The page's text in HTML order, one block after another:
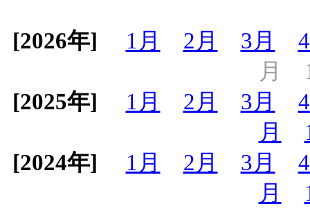
[2026年] 1月 2月 3月
月
[2025年]
1月 2月 3月
月
[2024年]
1月 2月 3月
月